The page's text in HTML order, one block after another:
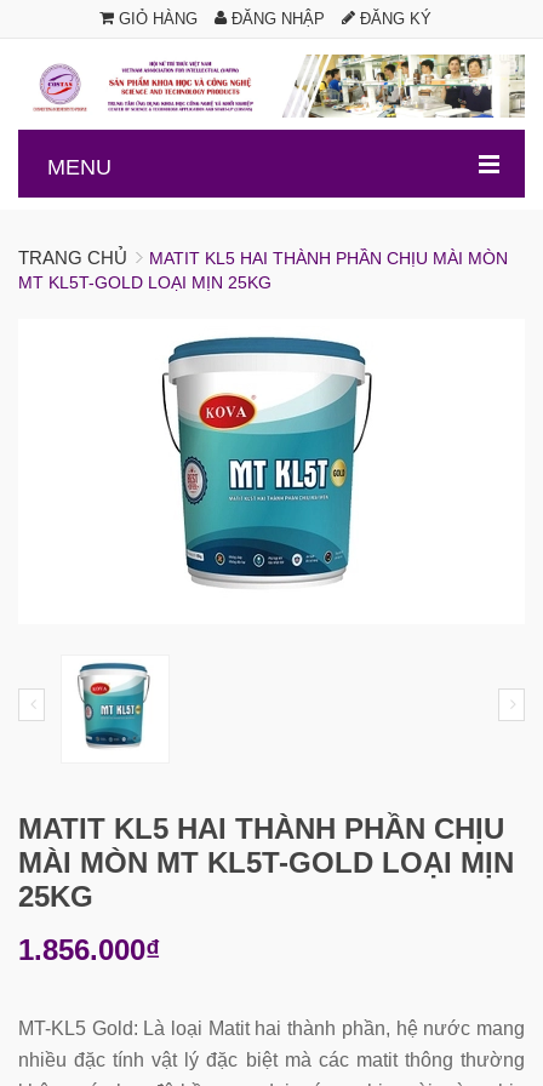
GIỎ HÀNG ĐĂNG NHẬP ĐĂNG KÝ
.
MENU
TRANG CHỦ
MATIT KL5 HAI THÀNH PHẦN CHỊU MÀI MÒN
MT KL5T-GOLD LOẠI MỊN 25KG
MATIT KL5 HAI THÀNH PHẦN CHỊU
MÀI MÒN MT KL5T-GOLD LOẠI MỊN
25KG
1.856.000₫
MT-KL5 Gold: Là loại Matit hai thành phần, hệ nước mang
nhiều đặc tính vật lý đặc biệt mà các matit thông thường